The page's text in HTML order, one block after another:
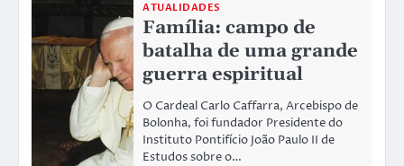
ATUALIDADES
Família: campo de
batalha de uma grande
guerra espiritual
O Cardeal Carlo Caffarra, Arcebispo de
Bolonha, foi fundador Presidente do
Instituto Pontifício João Paulo II de
Estudos sobre o…